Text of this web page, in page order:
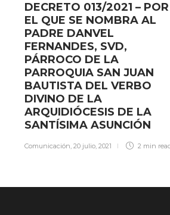
DECRETO 013/2021 – POR
EL QUE SE NOMBRA AL
PADRE DANVEL
FERNANDES, SVD,
PÁRROCO DE LA
PARROQUIA SAN JUAN
BAUTISTA DEL VERBO
DIVINO DE LA
ARQUIDIÓCESIS DE LA
SANTÍSIMA ASUNCIÓN
Comunicación, 20 julio, 2021 2 min